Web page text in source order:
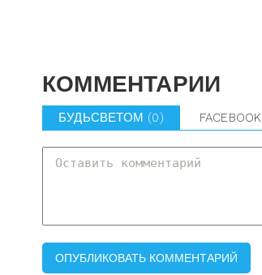
КОММЕНТАРИИ
БУДЬСВЕТОМ (0) FACEBOOK